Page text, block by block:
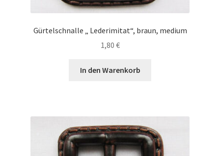
Gürtelschnalle „ Lederimitat“, braun, medium
1,80 €
In den Warenkorb